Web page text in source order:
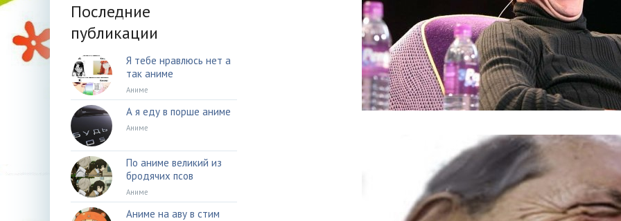
Последние
публикации
Я тебе нравлюсь нет а
так аниме
Аниме
А я еду в порше аниме
Аниме
По аниме великий из
бродячих псов
Аниме
Аниме на аву в стим